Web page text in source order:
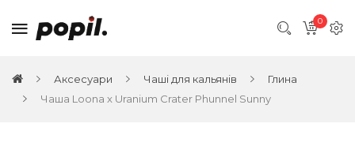
0
Аксесуари Чаші для кальянів
Глина
Чаша Loona x Uranium Crater Phunnel Sunny